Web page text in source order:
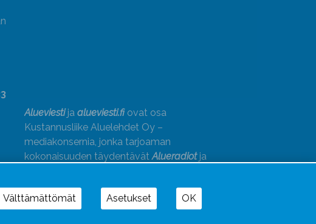
Alueviestija alueviesti.fiovat osa
Kustannusliike Aluelehdet Oy –
mediakonsernia, jonka tarjoaman
kokonaisuuden täydentävätAlueradiotja
Välttämättömät Asetukset OK